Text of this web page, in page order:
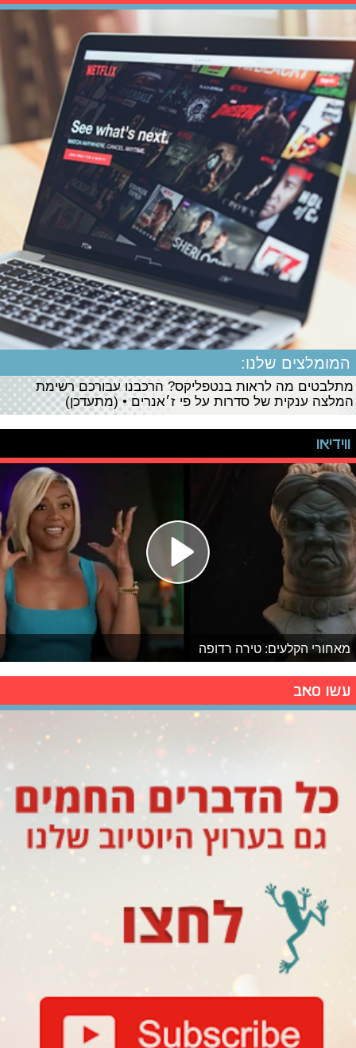
המומלצים שלנו:
מתלבטים מה לראות בנטפליקס? הרכבנו עבורכם רשימת
המלצה ענקית של סדרות על פי ז׳אנרים • (מתעדכן)
ווידיאו
מאחורי הקלעים: טירה רדופה
עשו סאב